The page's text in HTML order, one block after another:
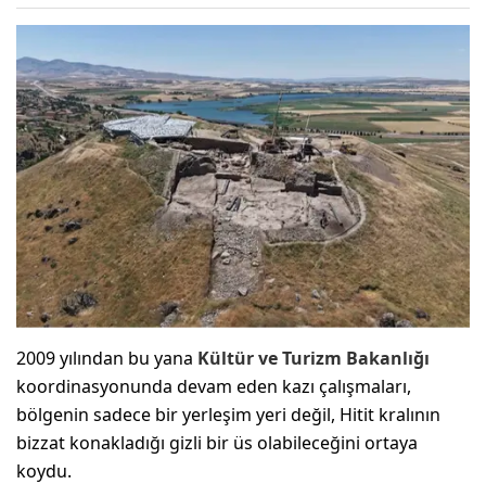
2009 yılından bu yana Kültür ve Turizm Bakanlığı
koordinasyonunda devam eden kazı çalışmaları,
bölgenin sadece bir yerleşim yeri değil, Hitit kralının
bizzat konakladığı gizli bir üs olabileceğini ortaya
koydu.